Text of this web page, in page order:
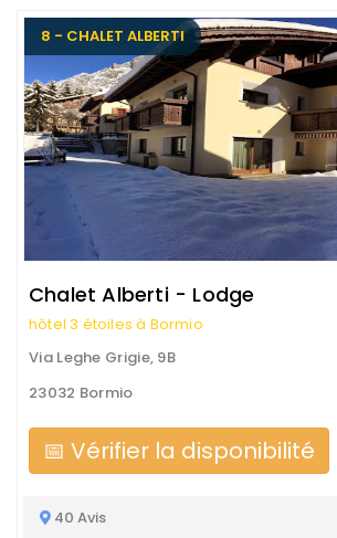
8 - CHALET ALBERTI
Chalet Alberti - Lodge
hôtel 3 étoiles à Bormio
Via Leghe Grigie, 9B
23032 Bormio
📅 Vérifier la disponibilité
40 Avis